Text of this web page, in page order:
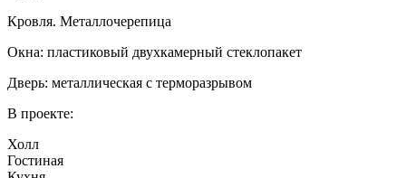
Кровля. Металлочерепица
Окна: пластиковый двухкамерный стеклопакет
Дверь: металлическая с терморазрывом
В проекте:
Холл
Гостиная